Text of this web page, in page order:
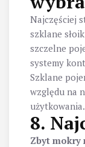
Najczęściej
szklane
szczelne
systemy
Szklane
względu na
użytkowania.
8.
Zbyt mokry